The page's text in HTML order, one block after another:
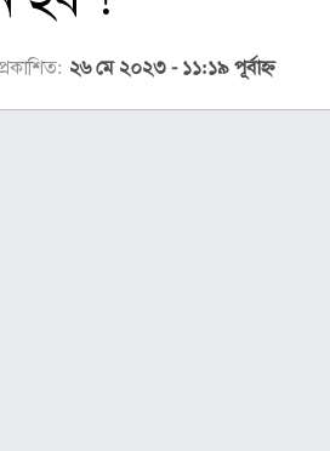
২৬ মে ২০২৩ - ১১:১৯ পূর্বাহ্ণ